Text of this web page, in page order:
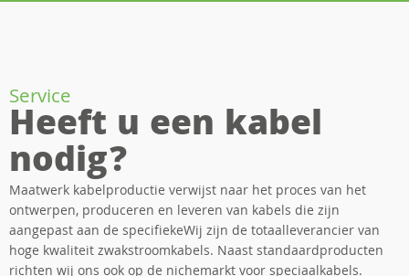
Service
Heeft u een kabel
nodig?
Maatwerk kabelproductie verwijst naar het proces van het
ontwerpen, produceren en leveren van kabels die zijn
aangepast aan de specifiekeWij zijn de totaalleverancier van
hoge kwaliteit zwakstroomkabels. Naast standaardproducten